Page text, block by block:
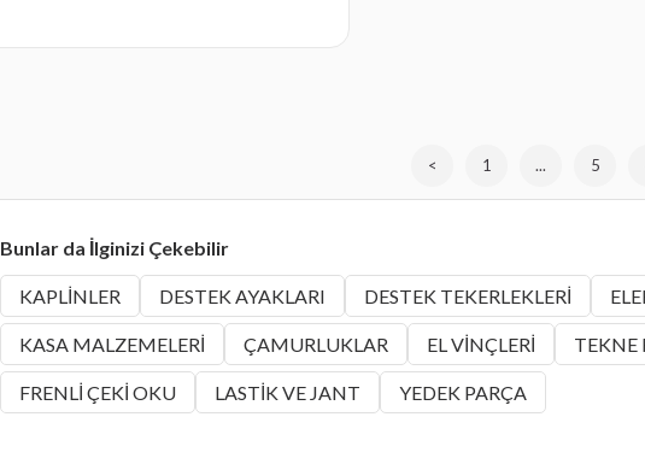
< 1 ... 5
Bunlar da İlginizi Çekebilir
KAPLİNLER DESTEK AYAKLARI DESTEK TEKERLEKLERİ
KASA MALZEMELERİ ÇAMURLUKLAR EL VİNÇLERİ TEKNE
FRENLİ ÇEKİ OKU LASTİK VE JANT YEDEK PARÇA